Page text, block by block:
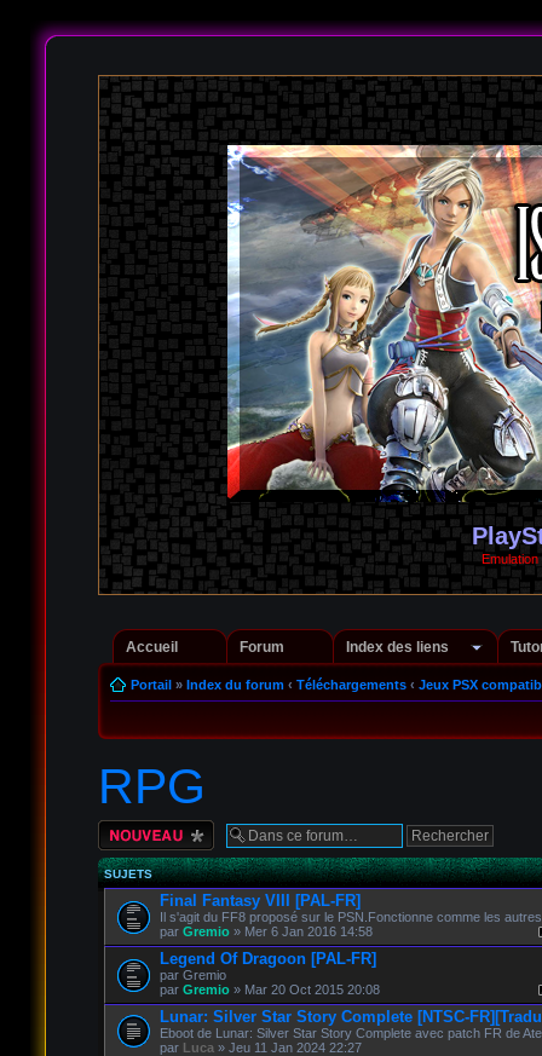
Accueil Forum Index des liens
Portail» Index du forum ‹ Téléchargements ‹ Jeux PSX
RPG
Écrire un nouveau
sujet
SUJETS
Final Fantasy VIII [PAL-FR]
Il s'agit du FF8 proposé sur le PSN.Fonctionne comme les
par Gremio» Mer 6 Jan 2016 14:58
Legend Of Dragoon [PAL-FR]
par Gremio
par Gremio» Mar 20 Oct 2015 20:08
Lunar: Silver Star Story Complete [NTSC-
Eboot de Lunar: Silver Star Story Complete avec patch FR de
par Luca » Jeu 11 Jan 2024 22:27